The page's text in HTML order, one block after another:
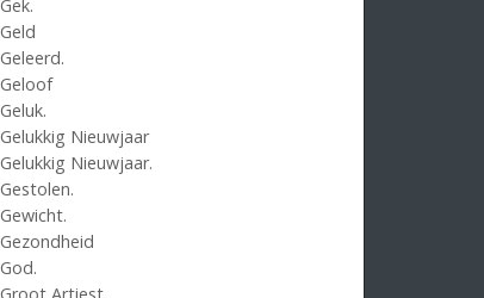
Gek.
Geld
Geleerd.
Geloof
Geluk.
Gelukkig Nieuwjaar
Gelukkig Nieuwjaar.
Gestolen.
Gewicht.
Gezondheid
God.